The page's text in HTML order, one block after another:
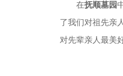
在抚顺墓园
了我们对祖先亲
对先辈亲人最美